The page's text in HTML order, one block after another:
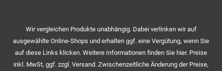
Wir vergleichen Produkte unabhängig. Dabei verlinken wir auf
ausgewählte Online-Shops und erhalten ggf. eine Vergütung, wenn Sie
auf diese Links klicken. Weitere Informationen finden Sie hier. Preise
inkl. MwSt, ggf. zzgl. Versand. Zwischenzeitliche Änderung der Preise,